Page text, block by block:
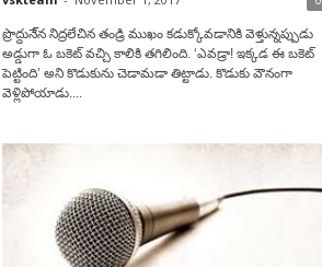
ప్రొద్దునే్న నిద్రలేచిన తండ్రి ముఖం కడుక్కోవడానికి వెళ్తున్నప్పుడు
అడ్డుగా ఓ బకెట్ వచ్చి కాలికి తగిలింది. ‘ఎవడ్రా! ఇక్కడ ఈ బకెట్
పెట్టింది’ అని కొడుకును చెడామడా తిట్టాడు. కొడుకు వౌనంగా
వెళ్లిపోయాడు....